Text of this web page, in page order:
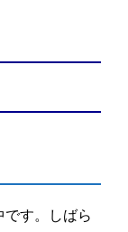
です。しばら